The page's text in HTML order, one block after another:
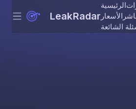
Skip to
Menu LeakRadar
الرئيسية
الأسعار
الشائعة